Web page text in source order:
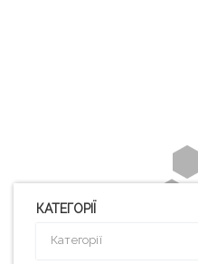
КАТЕГОРІЇ
Категорії